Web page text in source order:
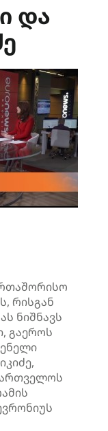
და
რისგან
ნიშნავს
გაეროს